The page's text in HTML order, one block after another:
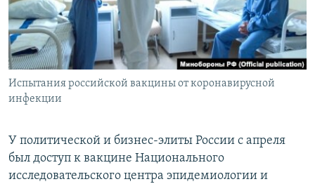
СПОРТ
МИР
БЛОГИ
ГОЛОСА
ЧИТАЕМ ПРЕССУ
АРХИВ РАДИОПРОГРАММЫ
Все сайты РСЕ/РС
Испытания российской вакцины от коронавирусной
инфекции
У политической и бизнес-элиты России с апреля
был доступ к вакцине Национального
исследовательского центра эпидемиологии и